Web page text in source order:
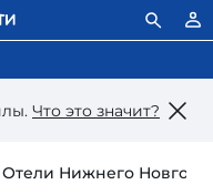
Что это значит?
Отели Нижнего